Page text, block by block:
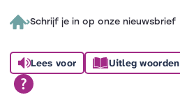
Schrijf je in op onze nieuwsbrief
Lees voor Uitleg woorden